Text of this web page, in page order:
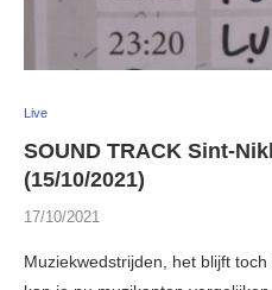
Live
SOUND TRACK Sint-
(15/10/2021)
17/10/2021
Muziekwedstrijden, het blijft